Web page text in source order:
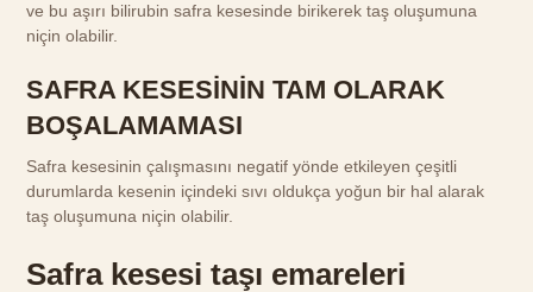
ve bu aşırı bilirubin safra kesesinde birikerek taş oluşumuna
niçin olabilir.
SAFRA KESESİNİN TAM OLARAK
BOŞALAMAMASI
Safra kesesinin çalışmasını negatif yönde etkileyen çeşitli
durumlarda kesenin içindeki sıvı oldukça yoğun bir hal alarak
taş oluşumuna niçin olabilir.
Safra kesesi taşı emareleri